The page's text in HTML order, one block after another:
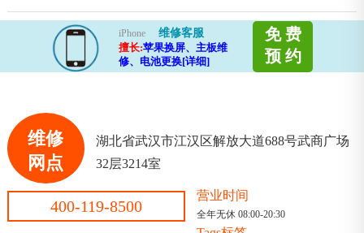
iPhone
维修客服
擅长:苹果换屏、主板维
修、电池更换[详细]
免 费
预 约
维修
网点
湖北省武汉市江汉区解放大道688号武商广场
32层3214室
400-119-8500
营业时间
全年无休 08:00-20:30